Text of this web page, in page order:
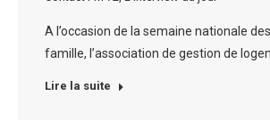
A l’occasion de la semaine nationale
famille, l’association de gestion de
Lire la suite